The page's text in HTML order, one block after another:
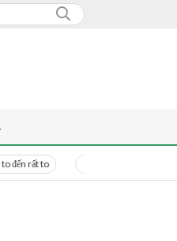
Danh tính người phụ nữ bị bạn